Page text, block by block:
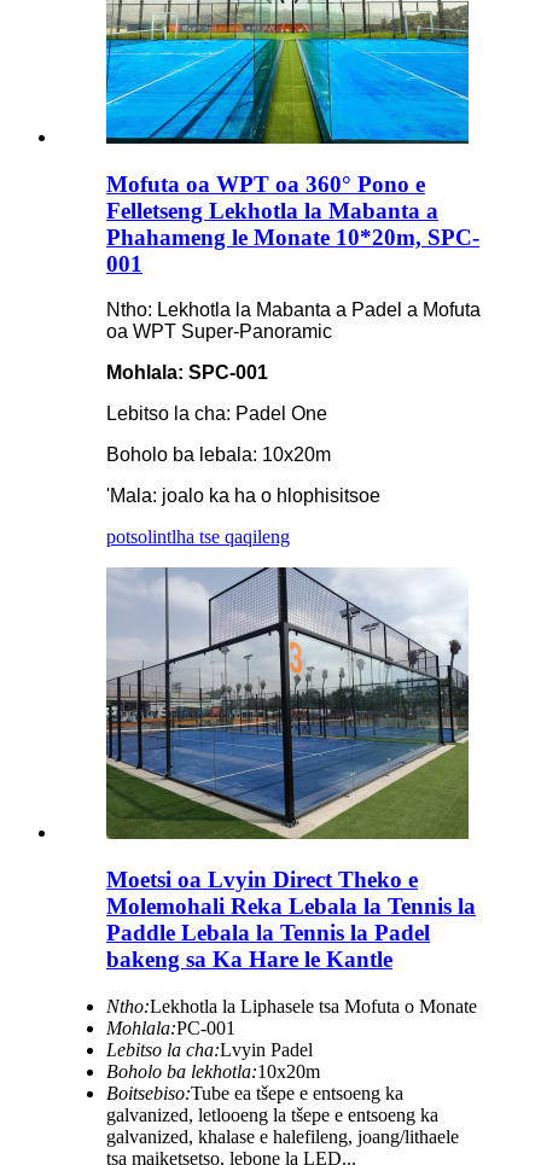
Mofuta oa WPT oa 360° Pono e
Felletseng Lekhotla la Mabanta a
Phahameng le Monate 10*20m, SPC-
001
Ntho: Lekhotla la Mabanta a Padel a Mofuta
oa WPT Super-Panoramic
Mohlala: SPC-001
Lebitso la cha: Padel One
Boholo ba lebala: 10x20m
'Mala: joalo ka ha o hlophisitsoe
potsolintlha tse qaqileng
Moetsi oa Lvyin Direct Theko e
Molemohali Reka Lebala la Tennis la
Paddle Lebala la Tennis la Padel
bakeng sa Ka Hare le Kantle
Ntho:Lekhotla la Liphasele tsa Mofuta o Monate
Mohlala:PC-001
Lebitso la cha:Lvyin Padel
Boholo ba lekhotla:10x20m
Boitsebiso:Tube ea tšepe e entsoeng ka
galvanized, letlooeng la tšepe e entsoeng ka
galvanized, khalase e halefileng, joang/lithaele
tsa maiketsetso, lebone la LED...